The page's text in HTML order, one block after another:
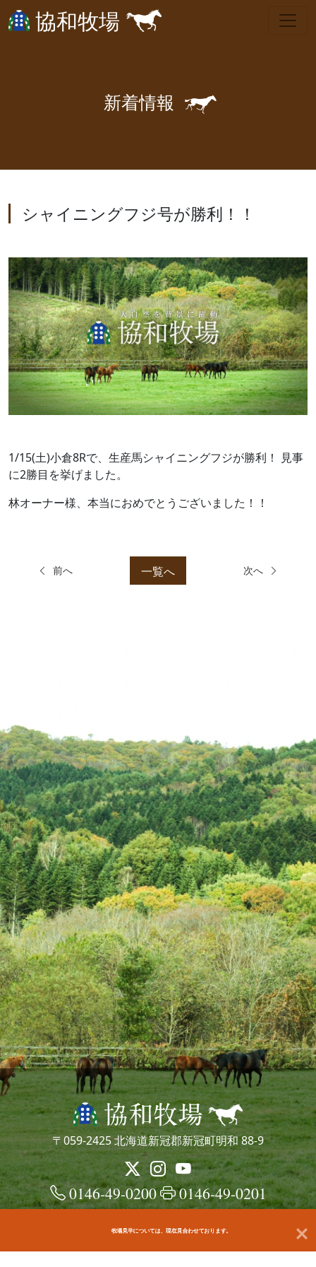
協和牧場
新着情報 🐎
シャイニングフジ号が勝利！！
1/15(土)小倉8Rで、生産馬シャイニングフジが勝利！ 見事
に2勝目を挙げました。
林オーナー様、本当におめでとうございました！！
前へ 一覧へ 次へ
〒059-2425 北海道新冠郡新冠町明和 88-9
0146-49-0200 0146-49-0201
牧場見学については、現在見合わせております。